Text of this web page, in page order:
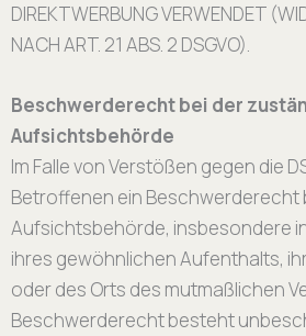
DIREKTWERBUNG VERWENDET
NACH ART. 21 ABS. 2 DSGVO).
Beschwerderecht bei der
Aufsichtsbehörde
Im Falle von Verstößen gegen die
Betroffenen ein Beschwerderecht
Aufsichtsbehörde, insbesondere
ihres gewöhnlichen Aufenthalts,
oder des Orts des mutmaßlichen
Beschwerderecht besteht